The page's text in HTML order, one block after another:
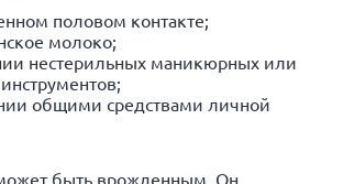
половом контакте;
молоко;
нестерильных маникюрных или
общими средствами личной
быть врожденным. Он